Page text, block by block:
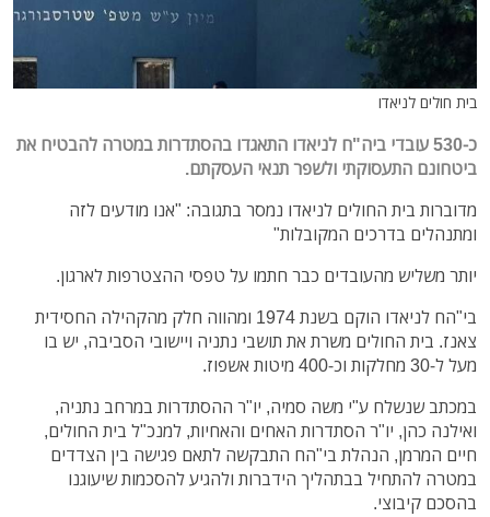
בית חולים לניאדו
כ-530 עובדי ביה"ח לניאדו התאגדו בהסתדרות במטרה להבטיח את
ביטחונם התעסוקתי ולשפר תנאי העסקתם.
מדוברות בית החולים לניאדו נמסר בתגובה: "אנו מודעים לזה
ומתנהלים בדרכים המקובלות"
יותר משליש מהעובדים כבר חתמו על טפסי ההצטרפות לארגון.
בי"הח לניאדו הוקם בשנת 1974 ומהווה חלק מהקהילה החסידית
צאנז. בית החולים משרת את תושבי נתניה ויישובי הסביבה, יש בו
מעל ל-30 מחלקות וכ-400 מיטות אשפוז.
במכתב שנשלח ע"י משה סמיה, יו"ר ההסתדרות במרחב נתניה,
ואילנה כהן, יו"ר הסתדרות האחים והאחיות, למנכ"ל בית החולים,
חיים המרמן, הנהלת בי"הח התבקשה לתאם פגישה בין הצדדים
במטרה להתחיל בבתהליך הידברות ולהגיע להסכמות שיעוגנו
בהסכם קיבוצי.